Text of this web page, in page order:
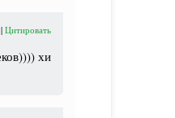
|Цитировать
хи